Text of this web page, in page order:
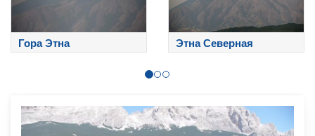
Гора Этна Этна Северная